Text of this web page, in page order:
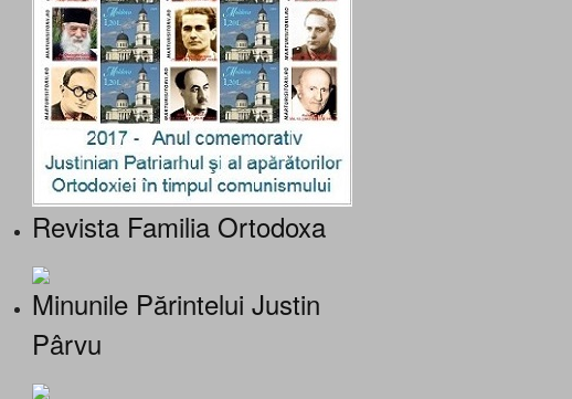
Revista Familia Ortodoxa
Minunile Părintelui Justin
Pârvu